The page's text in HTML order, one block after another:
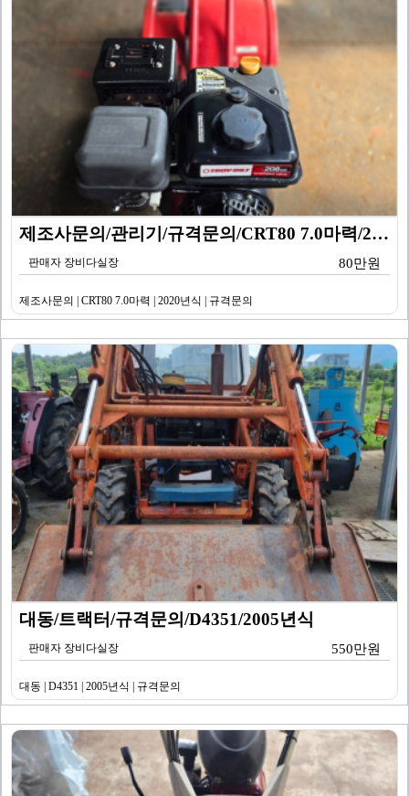
제조사문의/관리기/규격문의/CRT80 7.0마력/202…
판매자 장비다실장 80만원
제조사문의 | CRT80 7.0마력 | 2020년식 | 규격문의
대동/트랙터/규격문의/D4351/2005년식
판매자 장비다실장 550만원
대동 | D4351 | 2005년식 | 규격문의